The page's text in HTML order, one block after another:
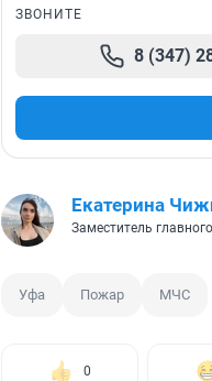
ЗВОНИТЕ
8 (347)
Екатерина
Заместитель
Уфа Пожар МЧС
0